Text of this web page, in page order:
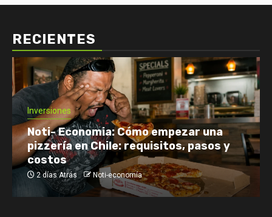
RECIENTES
Inversiones
Noti- Economia: Cómo empezar una
pizzería en Chile: requisitos, pasos y
costos
2 días Atrás Noti-economía